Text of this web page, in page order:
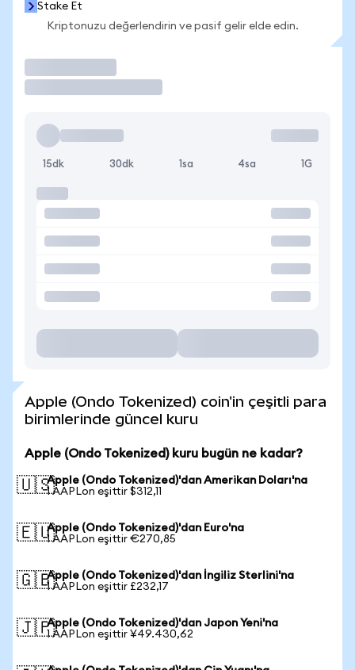
Stake Et
Kriptonuzu değerlendirin ve pasif gelir elde edin.
15dk 30dk 1sa 4sa 1G
Apple (Ondo Tokenized) coin'in çeşitli para
birimlerinde güncel kuru
Apple (Ondo Tokenized) kuru bugün ne kadar?
🇺🇸Apple (Ondo Tokenized)'dan Amerikan Doları'na
1 AAPLon eşittir $312,11
🇪🇺Apple (Ondo Tokenized)'dan Euro'na
1 AAPLon eşittir €270,85
🇬🇧Apple (Ondo Tokenized)'dan İngiliz Sterlini'na
1 AAPLon eşittir £232,17
🇯🇵Apple (Ondo Tokenized)'dan Japon Yeni'na
1 AAPLon eşittir ¥49.430,62